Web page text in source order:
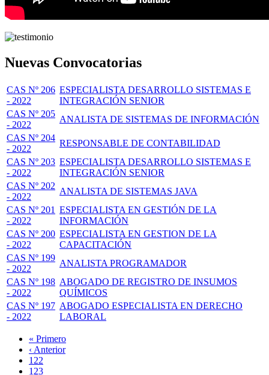
Nuevas Convocatorias
CAS Nº 206
- 2022
ESPECIALISTA DESARROLLO SISTEMAS E
INTEGRACIÓN SENIOR
CAS Nº 205
- 2022
ANALISTA DE SISTEMAS DE INFORMACIÓN
CAS Nº 204
- 2022
RESPONSABLE DE CONTABILIDAD
CAS Nº 203
- 2022
ESPECIALISTA DESARROLLO SISTEMAS E
INTEGRACIÓN SENIOR
CAS Nº 202
- 2022
ANALISTA DE SISTEMAS JAVA
CAS Nº 201
- 2022
ESPECIALISTA EN GESTIÓN DE LA
INFORMACIÓN
CAS Nº 200
- 2022
ESPECIALISTA EN GESTION DE LA
CAPACITACIÓN
CAS Nº 199
- 2022
ANALISTA PROGRAMADOR
CAS Nº 198
- 2022
ABOGADO DE REGISTRO DE INSUMOS
QUÍMICOS
CAS Nº 197
- 2022
ABOGADO ESPECIALISTA EN DERECHO
LABORAL
Paginación
Primera
página
« Primero
Página
anterior
‹ Anterior
Page
122
Page
123